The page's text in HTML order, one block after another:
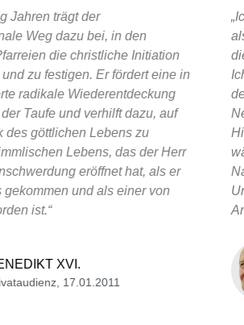
Jahren trägt der
Weg dazu bei, in den
die christliche Initiation
zu festigen. Er fördert eine in
radikale Wiederentdeckung
Taufe und verhilft dazu, auf
des göttlichen Lebens zu
Lebens, das der Herr
eröffnet hat, als er
gekommen und als einer von
ist.“
XVI.
17.01.2011